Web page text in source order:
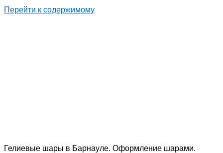
Перейти к содержимому
Гелиевые шары в Барнауле. Оформление шарами.